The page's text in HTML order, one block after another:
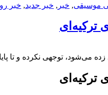
موسیقی, خبر , خبر جدید, خبر
ترکیه‌ای
می‌شود، توجهی نکرده و تا
ترکیه‌ای